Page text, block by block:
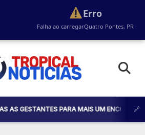
Erro
Falha ao carregarQuatro Pontes, PR
PARA MAIS UM ENCONTRO DO